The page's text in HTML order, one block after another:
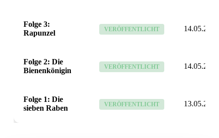
Folge 3:
Rapunzel
VERÖFFENTLICHT 14.05.26
Folge 2: Die
Bienenkönigin
VERÖFFENTLICHT 14.05.26
Folge 1: Die
sieben Raben
VERÖFFENTLICHT 13.05.26